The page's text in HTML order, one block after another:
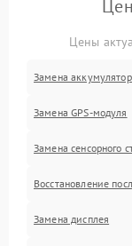
Цены
Замена
Замена GPS-модуля
Замена сенсорного
Восстановление
Замена дисплея